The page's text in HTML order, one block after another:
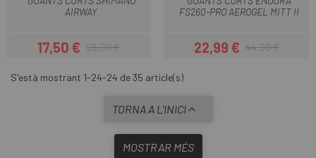
AIRWAY
Preu
17,50 €Preu regular
26,99 €
FS260-PRO AEROGEL MITT II
Preu
22,99 €Preu regular
44,99 €
S'està mostrant 1-24-24 de 35 article(s)
TORNA A L'INICI
MOSTRAR MÉS